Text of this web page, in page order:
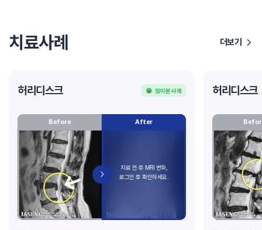
치료사례 더보기
허리디스크 많이 본 사례
Before After
허리디스크